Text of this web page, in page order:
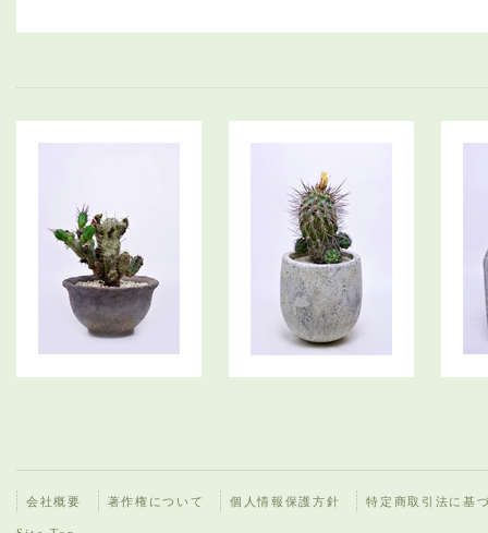
会社概要 著作権について 個人情報保護方針 特定商取引法に基